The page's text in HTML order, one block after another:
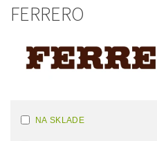
FERRERO
NA SKLADE